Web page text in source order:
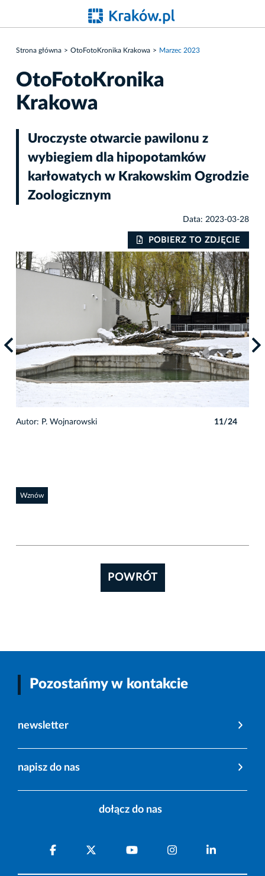
Strona główna OtoFotoKronika Krakowa Marzec 2023
OtoFotoKronika
Krakowa
Uroczyste otwarcie pawilonu z
wybiegiem dla hipopotamków
karłowatych w Krakowskim Ogrodzie
Zoologicznym
Data: 2023-03-28
POBIERZ TO ZDJĘCIE
Autor: P. Wojnarowski 11/24
Wznów
POWRÓT
Pozostańmy w kontakcie
newsletter
napisz do nas
dołącz do nas